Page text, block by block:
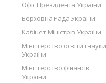
Офіс Президента України
Верховна Рада України:
Кабінет Міністрів України
Міністерство освіти і науки
України
Міністерство фінансів
України